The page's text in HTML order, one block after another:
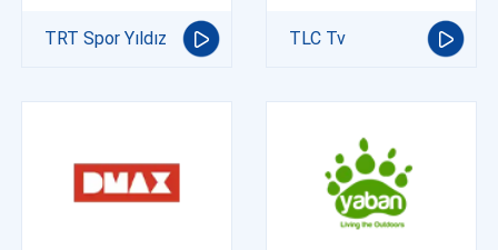
TRT Spor Yıldız TLC Tv